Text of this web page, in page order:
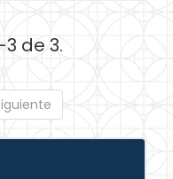
de 3.